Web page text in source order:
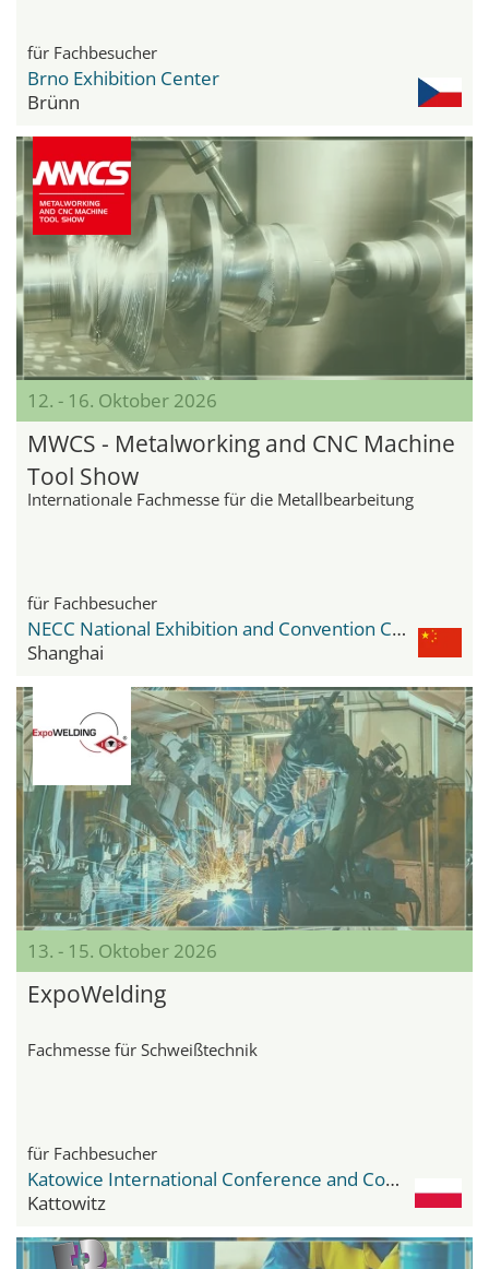
für Fachbesucher
Brno Exhibition Center
Brünn
12. - 16. Oktober 2026
MWCS - Metalworking and CNC Machine
Tool Show
Internationale Fachmesse für die Metallbearbeitung
für Fachbesucher
NECC National Exhibition and Convention Center
Shanghai
13. - 15. Oktober 2026
ExpoWelding
Fachmesse für Schweißtechnik
für Fachbesucher
Katowice International Conference and Congress Centre
Kattowitz